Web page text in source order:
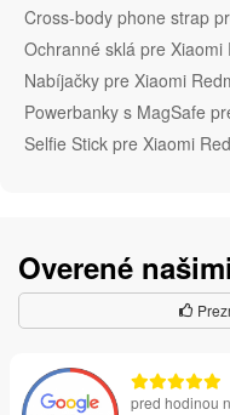
Cross-body phone strap
Ochranné sklá pre Xiaomi
Nabíjačky pre Xiaomi
Powerbanky s MagSafe
Selfie Stick pre Xiaomi
Overené
pred hodinou